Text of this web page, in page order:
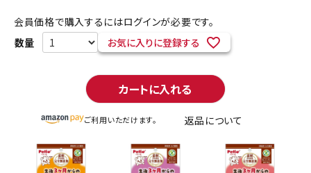
会員価格で購入するにはログインが必要です。
お気に入りに登録する
カートに入れる
ご利用いただけます。 返品について